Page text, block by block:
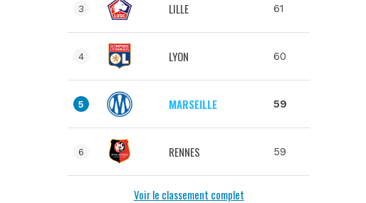
3 LILLE 61
4 LYON 60
5 MARSEILLE 59
6 RENNES 59
Voir le classement complet